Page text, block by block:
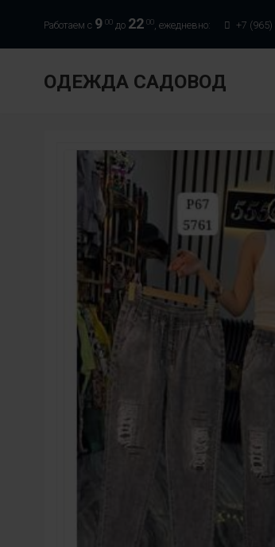
Работаем с 9 00 до 22 00, ежедневно: +7 (965)
ОДЕЖДА САДОВОД